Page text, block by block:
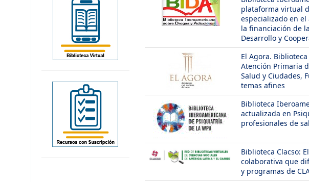
plataforma virtual
especializado en
la financiación de
Desarrollo y
El Agora.
Atención Primaria
Salud y Ciudades,
temas afines
Biblioteca
actualizada en
profesionales de
Biblioteca Clacso:
colaborativa que
y programas de